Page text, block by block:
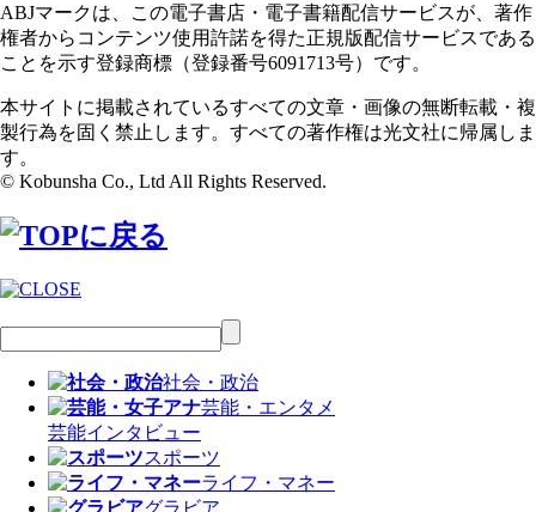
ABJマークは、この電子書店・電子書籍配信サービスが、著作
権者からコンテンツ使用許諾を得た正規版配信サービスである
ことを示す登録商標（登録番号6091713号）です。
本サイトに掲載されているすべての文章・画像の無断転載・複
製行為を固く禁止します。すべての著作権は光文社に帰属しま
す。
© Kobunsha Co., Ltd All Rights Reserved.
社会・政治
芸能・エンタメ
芸能インタビュー
スポーツ
ライフ・マネー
グラビア